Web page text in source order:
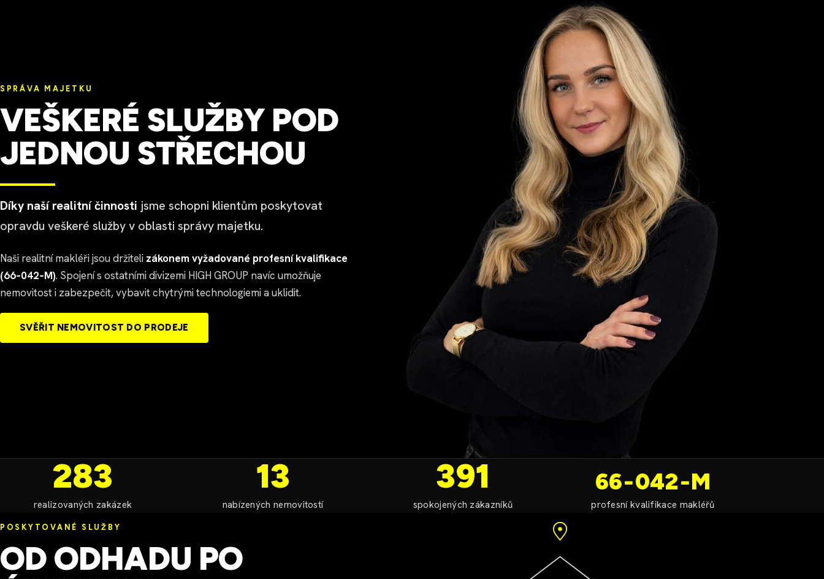
SPRÁVA MAJETKU
VEŠKERÉ SLUŽBY POD
JEDNOU STŘECHOU
Díky naší realitní činnosti jsme schopni klientům poskytovat
opravdu veškeré služby v oblasti správy majetku.
Naši realitní makléři jsou držiteli zákonem vyžadované profesní kvalifikace
(66‑042‑M). Spojení s ostatními divizemi HIGH GROUP navíc umožňuje
nemovitost i zabezpečit, vybavit chytrými technologiemi a uklidit.
SVĚŘIT NEMOVITOST DO PRODEJE
283
realizovaných zakázek
13
nabízených nemovitostí
391
spokojených zákazníků
66‑042‑M
profesní kvalifikace makléřů
POSKYTOVANÉ SLUŽBY
OD ODHADU PO